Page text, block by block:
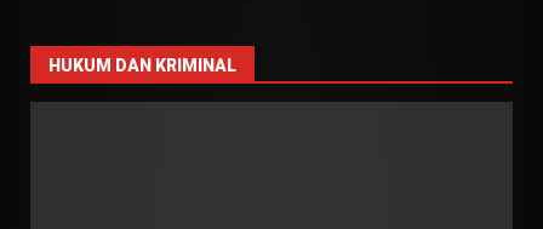
HUKUM DAN KRIMINAL